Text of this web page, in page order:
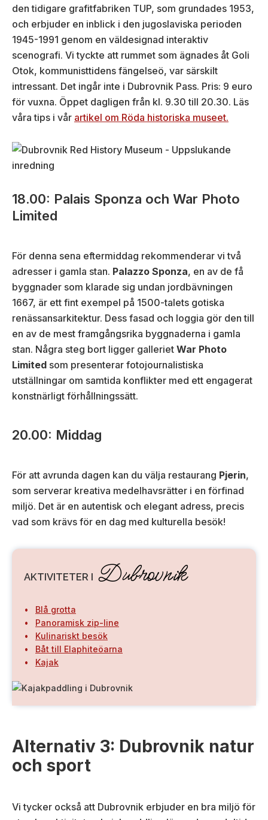
den tidigare grafitfabriken TUP, som grundades 1953,
och erbjuder en inblick i den jugoslaviska perioden
1945-1991 genom en väldesignad interaktiv
scenografi. Vi tyckte att rummet som ägnades åt Goli
Otok, kommunisttidens fängelseö, var särskilt
intressant. Det ingår inte i Dubrovnik Pass. Pris: 9 euro
för vuxna. Öppet dagligen från kl. 9.30 till 20.30. Läs
våra tips i vår artikel om Röda historiska museet.
18.00: Palais Sponza och War Photo
Limited
För denna sena eftermiddag rekommenderar vi två
adresser i gamla stan. Palazzo Sponza, en av de få
byggnader som klarade sig undan jordbävningen
1667, är ett fint exempel på 1500-talets gotiska
renässansarkitektur. Dess fasad och loggia gör den till
en av de mest framgångsrika byggnaderna i gamla
stan. Några steg bort ligger galleriet War Photo
Limited som presenterar fotojournalistiska
utställningar om samtida konflikter med ett engagerat
konstnärligt förhållningssätt.
20.00: Middag
För att avrunda dagen kan du välja restaurang Pjerin,
som serverar kreativa medelhavsrätter i en förfinad
miljö. Det är en autentisk och elegant adress, precis
vad som krävs för en dag med kulturella besök!
AKTIVITETER I Dubrovnik
Blå grotta
Panoramisk zip-line
Kulinariskt besök
Båt till Elaphiteöarna
Kajak
Alternativ 3: Dubrovnik natur
och sport
Vi tycker också att Dubrovnik erbjuder en bra miljö för